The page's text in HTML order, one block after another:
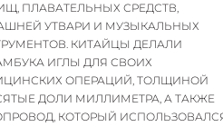
ПЛАВАТЕЛЬНЫХ СРЕДСТВ,
УТВАРИ И МУЗЫКАЛЬНЫХ
КИТАЙЦЫ ДЕЛАЛИ
ИГЛЫ ДЛЯ СВОИХ
ОПЕРАЦИЙ, ТОЛЩИНОЙ
ДОЛИ МИЛЛИМЕТРА, А ТАКЖЕ
КОТОРЫЙ